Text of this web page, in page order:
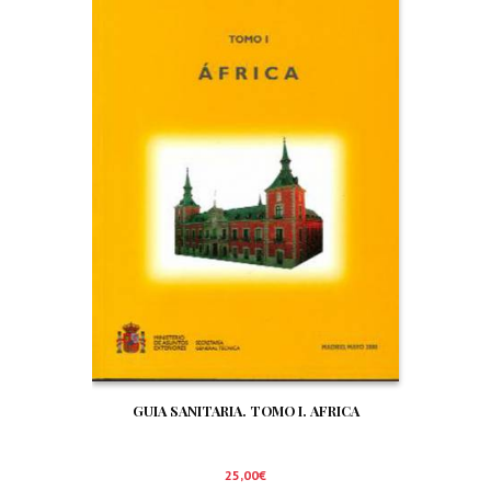
GUIA SANITARIA. TOMO I. AFRICA
25,00€